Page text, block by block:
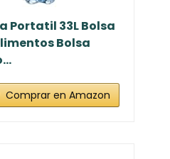
Portatil 33L Bolsa
Bolsa
Comprar en Amazon